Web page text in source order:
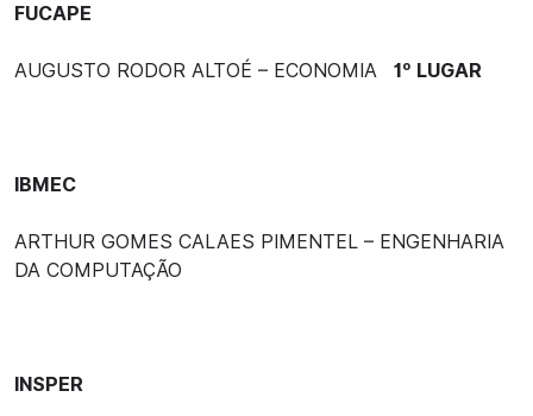
FUCAPE
AUGUSTO RODOR ALTOÉ – ECONOMIA 1º LUGAR
IBMEC
ARTHUR GOMES CALAES PIMENTEL – ENGENHARIA
DA COMPUTAÇÃO
INSPER